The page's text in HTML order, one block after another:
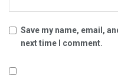
Save my name, email,
next time I comment.